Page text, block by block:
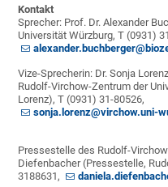
Kontakt
Sprecher: Prof. Dr. Alexander
Universität Würzburg, T (0931)
Vize-Sprecherin: Dr. Sonja
Rudolf-Virchow-Zentrum der
Lorenz), T (0931) 31-80526,
sonja.lorenz@virchow.uni-
Pressestelle des Rudolf-
Diefenbacher (Pressestelle,
3188631,